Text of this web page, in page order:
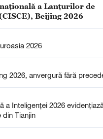
a Lanțurilor de
Beijing 2026
2026
2026, anvergură fără
a Inteligenței 2026
Tianjin